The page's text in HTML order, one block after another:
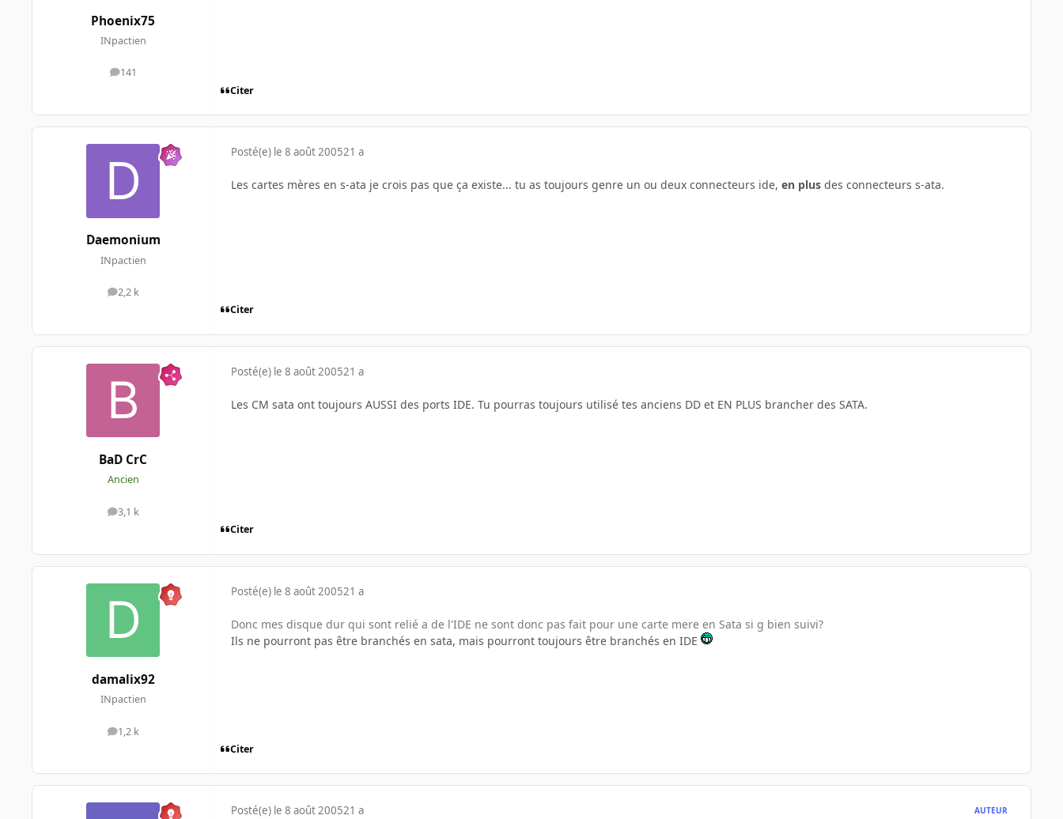
Phoenix75
INpactien
141
messages
Citer
Daemonium
INpactien
2,2 k
messages
Posté(e) le 8 août 200521 a
Les cartes mères en s-ata je crois pas que ça existe... tu as toujours genre un ou deux connecteurs ide, en plus des connecteurs s-ata.
Citer
BaD CrC
Ancien
3,1 k
messages
Posté(e) le 8 août 200521 a
Les CM sata ont toujours AUSSI des ports IDE. Tu pourras toujours utilisé tes anciens DD et EN PLUS brancher des SATA.
Citer
damalix92
INpactien
1,2 k
messages
Posté(e) le 8 août 200521 a
Donc mes disque dur qui sont relié a de l'IDE ne sont donc pas fait pour une carte mere en Sata si g bien suivi?
Ils ne pourront pas être branchés en sata, mais pourront toujours être branchés en IDE
Citer
Posté(e) le 8 août 200521 a AUTEUR